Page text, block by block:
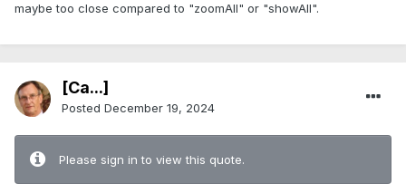
maybe too close compared to "zoomAll" or "showAll".
[Ca...]
Posted December 19, 2024
Please sign in to view this quote.